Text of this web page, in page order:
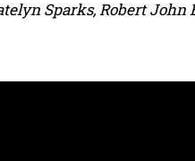
Sparks, Robert John